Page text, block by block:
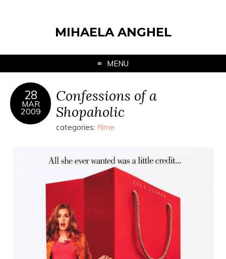
MIHAELA ANGHEL
MENU
28
MAR
2009
Confessions of a
Shopaholic
categories: filme